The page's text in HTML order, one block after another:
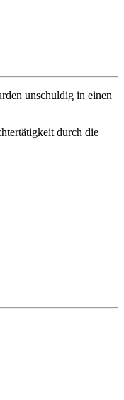
unschuldig in einen
durch die